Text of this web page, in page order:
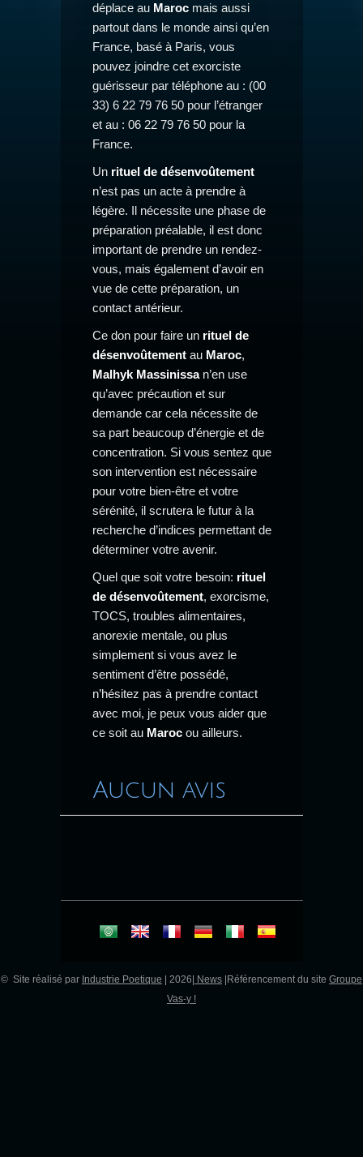
déplace au Marocmais aussi
partout dans le monde ainsi qu’en
France, basé à Paris, vous
pouvez joindre cet exorciste
guérisseur par téléphone au : (00
33) 6 22 79 76 50 pour l’étranger
et au : 06 22 79 76 50 pour la
France.
Un rituel de désenvoûtement
n’est pas un acte à prendre à
légère. Il nécessite une phase de
préparation préalable, il est donc
important de prendre un rendez-
vous, mais également d’avoir en
vue de cette préparation, un
contact antérieur.
Ce don pour faire un rituel de
désenvoûtementauMaroc,
Malhyk Massinissan’en use
qu’avec précaution et sur
demande car cela nécessite de
sa part beaucoup d’énergie et de
concentration. Si vous sentez que
son intervention est nécessaire
pour votre bien-être et votre
sérénité, il scrutera le futur à la
recherche d’indices permettant de
déterminer votre avenir.
Quel que soit votre besoin: rituel
de désenvoûtement, exorcisme,
TOCS, troubles alimentaires,
anorexie mentale, ou plus
simplement si vous avez le
sentiment d’être possédé,
n’hésitez pas à prendre contact
avec moi, je peux vous aider que
ce soit au Marocou ailleurs.
Aucun avis
© Site réalisé par Industrie Poetique | 2026| News |Référencement du site Groupe
Vas-y !